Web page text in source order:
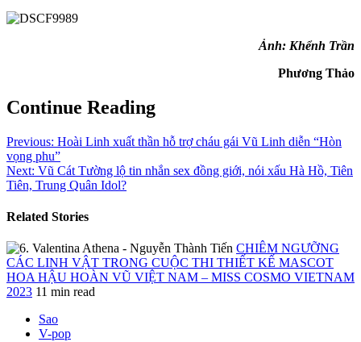
Ảnh: Khểnh Trần
Phương Thảo
Continue Reading
Previous: Hoài Linh xuất thần hỗ trợ cháu gái Vũ Linh diễn “Hòn
vọng phu”
Next: Vũ Cát Tường lộ tin nhắn sex đồng giới, nói xấu Hà Hồ, Tiên
Tiên, Trung Quân Idol?
Related Stories
CHIÊM NGƯỠNG
CÁC LINH VẬT TRONG CUỘC THI THIẾT KẾ MASCOT
HOA HẬU HOÀN VŨ VIỆT NAM – MISS COSMO VIETNAM
2023 11 min read
Sao
V-pop